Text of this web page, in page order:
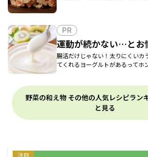
PR
運動が続かない…とお
腸活だけじゃない！太りにくいカ
てくれるヨーグルトがあるってホ
野菜の和え物 その他の人気レシピラン
と見る
注目